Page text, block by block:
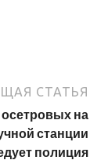
СТАТЬЯ
на
станции
полиция